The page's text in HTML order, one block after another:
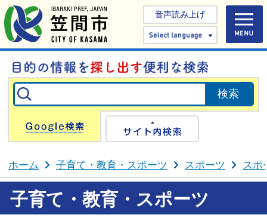
音声読み上げ
Select
Google検索
ホーム 子育て・教育・スポーツ スポーツ スポ
子育て・教育・スポーツ